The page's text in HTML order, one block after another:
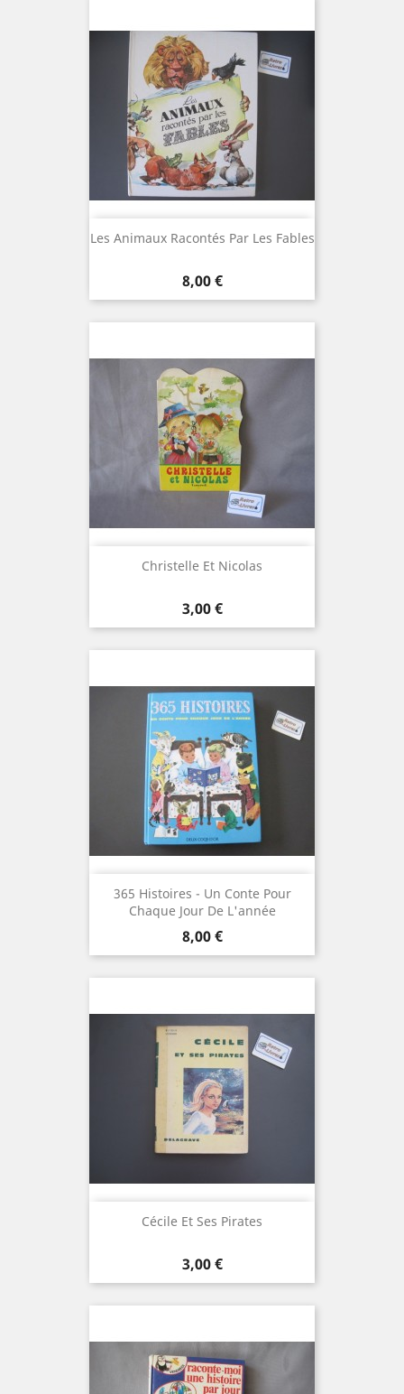
Les Animaux Racontés Par Les Fables
Prix
8,00 €
Christelle Et Nicolas
Prix
3,00 €
365 Histoires - Un Conte Pour
Chaque Jour De L'année
Prix
8,00 €
Cécile Et Ses Pirates
Prix
3,00 €